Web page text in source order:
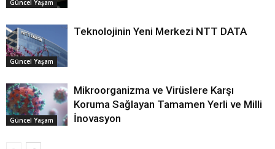
Güncel Yaşam
Güncel Yaşam
Teknolojinin Yeni Merkezi NTT DATA
Güncel Yaşam
Mikroorganizma ve Virüslere Karşı
Koruma Sağlayan Tamamen Yerli ve Milli
İnovasyon